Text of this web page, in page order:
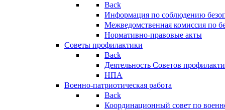
Back
Информация по соблюдению
Межведомственная комиссия по
Нормативно-правовые акты
Советы профилактики
Back
Деятельность Советов
НПА
Военно-патриотическая работа
Back
Координационный совет по